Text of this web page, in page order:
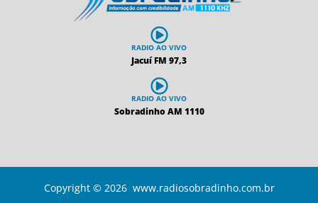
RADIO AO VIVO
Jacuí FM 97,3
RADIO AO VIVO
Sobradinho AM 1110
Copyright © 2026 www.radiosobradinho.com.br